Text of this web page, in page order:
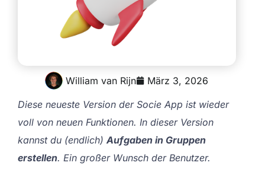
William van Rijn
März 3, 2026
Diese neueste Version der Socie App ist wieder
voll von neuen Funktionen. In dieser Version
kannst du (endlich) Aufgaben in Gruppen
erstellen. Ein großer Wunsch der Benutzer.